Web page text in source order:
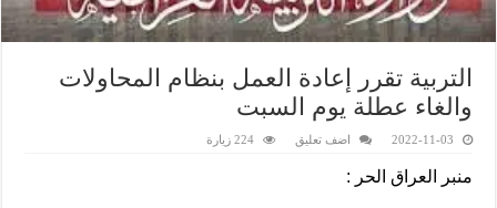
التربية تقرر إعادة العمل بنظام المحاولات
والغاء عطلة يوم السبت
2022-11-03 اضف تعليق 224 زيارة
منبر العراق الحر :